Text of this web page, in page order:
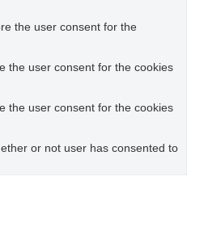
the user consent for the
the user consent for the cookies
the user consent for the cookies
or not user has consented to